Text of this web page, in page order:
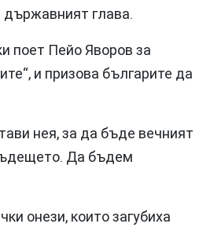
държавният глава.
поет Пейо Яворов за
и призова българите да
нея, за да бъде вечният
Да бъдем
онези, които загубиха